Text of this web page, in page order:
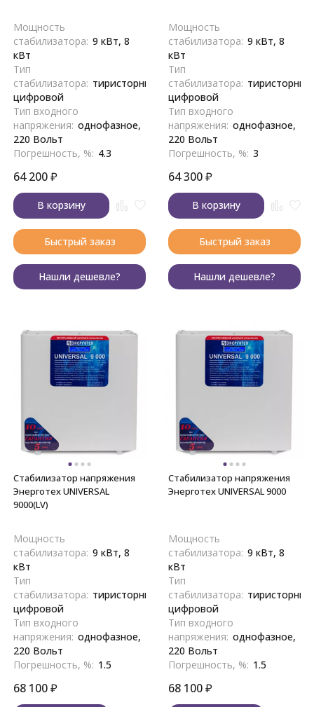
Мощность
стабилизатора: 9 кВт, 8
кВт
Тип
стабилизатора: тиристорный,
цифровой
Тип входного
напряжения: однофазное,
220 Вольт
Погрешность, %: 4.3
64 200₽
В корзину
Быстрый заказ
Нашли дешевле?
Мощность
стабилизатора: 9 кВт, 8
кВт
Тип
стабилизатора:
цифровой
Тип входного
напряжения: однофазное,
220 Вольт
Погрешность, %: 3
64 300₽
В корзину
Быстрый заказ
Нашли дешевле?
Стабилизатор напряжения
Энерготех UNIVERSAL
9000(LV)
Мощность
стабилизатора: 9 кВт, 8
кВт
Тип
стабилизатора: тиристорный,
цифровой
Тип входного
напряжения: однофазное,
220 Вольт
Погрешность, %: 1.5
68 100₽
Стабилизатор напряжения
Энерготех UNIVERSAL 9000
Мощность
стабилизатора: 9 кВт, 8
кВт
Тип
стабилизатора:
цифровой
Тип входного
напряжения: однофазное,
220 Вольт
Погрешность, %: 1.5
68 100₽